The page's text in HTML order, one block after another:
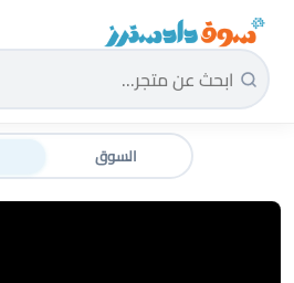
سوق دادسترز الرئيسية
السوق